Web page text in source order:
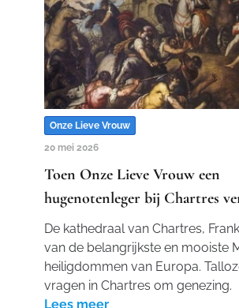
Onze Lieve Vrouw
20 mei 2026
Toen Onze Lieve Vrouw een
hugenotenleger bij Chartres
De kathedraal van Chartres,
van de belangrijkste en mooiste
heiligdommen van Europa.
vragen in Chartres om genezing.
Lees meer